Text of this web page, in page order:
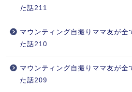
た話211
マウンティング自撮りママ友が全
た話210
マウンティング自撮りママ友が全
た話209